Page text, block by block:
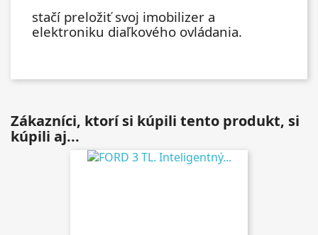
stačí preložiť svoj imobilizer a
elektroniku diaľkového ovládania.
Zákazníci, ktorí si kúpili tento produkt, si
kúpili aj...